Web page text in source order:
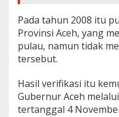
Pada tahun 2008 itu
Provinsi Aceh, yang
pulau, namun tidak
tersebut.
Hasil verifikasi itu
Gubernur Aceh
tertanggal 4